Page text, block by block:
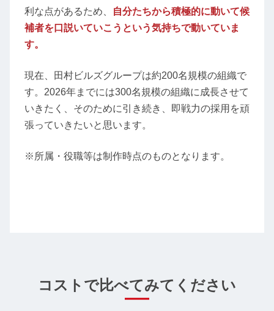
利な点があるため、
自分たちから積極的に動いて候
補者を口説いていこうという気持ちで動いていま
す。
現在、田村ビルズグループは約200名規模の組織で
す。2026年までには300名規模の組織に成長させて
いきたく、そのために引き続き、即戦力の採用を頑
張っていきたいと思います。
※所属・役職等は制作時点のものとなります。
コストで比べてみてください